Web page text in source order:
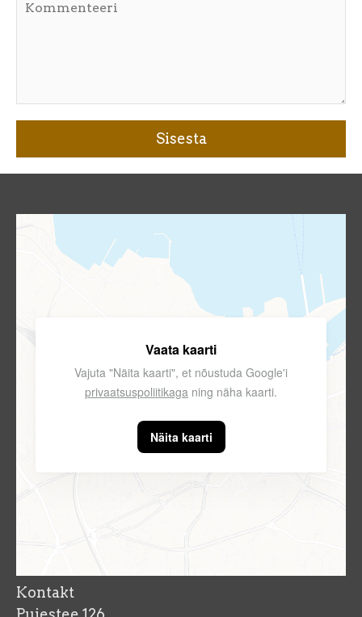
Vaata kaarti
Vajuta "Näita kaarti", et nõustuda Google'i
privaatsuspoliitikaga ning näha kaarti.
Näita kaarti
Kontakt